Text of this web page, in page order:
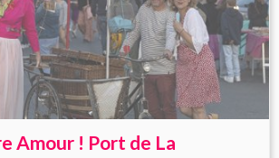
Amour ! Port de La